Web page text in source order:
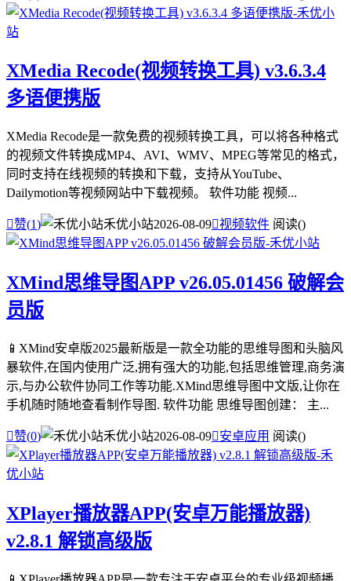
XMedia Recode(视频转换工具) v3.6.3.4
多语便携版
XMedia Recode是一款免费的视频转换工具，可以将各种格式
的视频文件转换成MP4、AVI、WMV、MPEG等常见的格式，
同时支持在线视频的转换和下载，支持从YouTube、
Dailymotion等视频网站中下载视频。 软件功能 视频...
赞(1) 禾优小站2026-08-09视频软件 阅读()
XMind思维导图APP v26.05.01456 破解会
员版
📱XMind安卓版2025最新版是一款全功能的思维导图和头脑风
暴软件,在国内使用广泛,拥有强大的功能,包括思维管理,商务演
示,与办公软件协同工作等功能.XMind思维导图中文版,让你在
手机随时随地查看制作导图. 软件功能 思维导图创建： 主...
赞(0) 禾优小站2026-08-09安卓应用 阅读()
XPlayer播放器APP(安卓万能播放器)
v2.8.1 解锁高级版